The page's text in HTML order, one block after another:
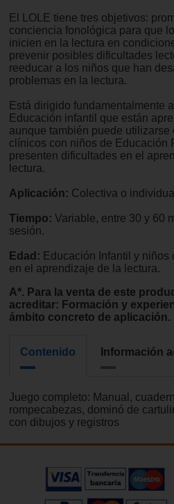
El LOLE tiene tres objetivos:
conciencia fonológica para que
inicien en la lectura en
prevenir posibles dificultades
reeducar a los niños que han
problemas en la lectura.
Está dirigido fundamentalmente
Educación infantil que están
aunque también puede utilizarse
clínicos con niños de Educación
presenten dificultades en el
lectura.
Aplicación: Colectiva o
Tiempo: Variable, entre 30 y 60
sesión.
Edad: Educación Infantil y niños
en el aprendizaje de la lectura.
A*. Para la venta de este
acreditar: Formación y
ámbito concreto de aplicación.
Contenido Información
Juego completo: Manual,
rompecabezas, dominó de
con dibujos y registros